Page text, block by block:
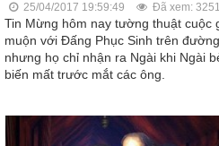
25/04/2017 19:59:49 Đã xem: 3251
Tin Mừng hôm nay tường thuật cuộc
muộn với Đấng Phục Sinh trên
nhưng họ chỉ nhận ra Ngài khi Ngài
biến mất trước mắt các ông.